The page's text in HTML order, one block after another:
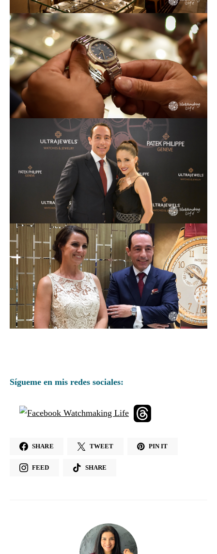
Sígueme en mis redes sociales:
SHARE TWEET PIN IT
FEED SHARE